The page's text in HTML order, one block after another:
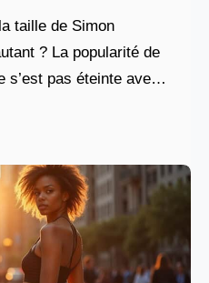
taille de Simon
? La popularité de
s’est pas éteinte avec